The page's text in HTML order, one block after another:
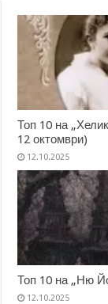
Топ 10 на
12 октомври)
12.10.2025
Топ 10 на „Ню
12.10.2025